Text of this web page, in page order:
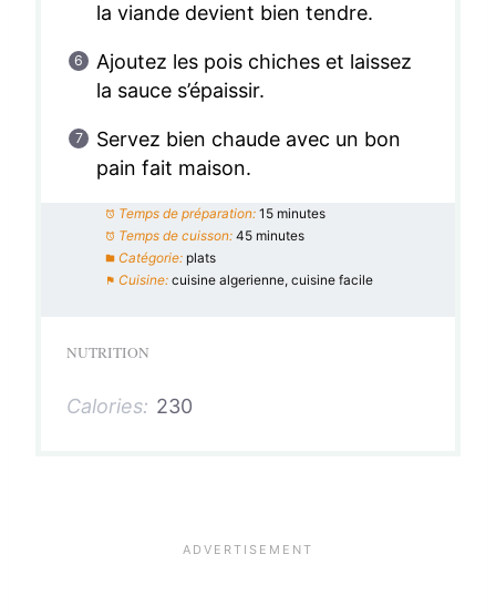
la viande devient bien tendre.
Ajoutez les pois chiches et laissez
la sauce s’épaissir.
Servez bien chaude avec un bon
pain fait maison.
Temps de préparation: 15 minutes
Temps de cuisson: 45 minutes
Catégorie: plats
Cuisine: cuisine algerienne, cuisine facile
NUTRITION
Calories: 230